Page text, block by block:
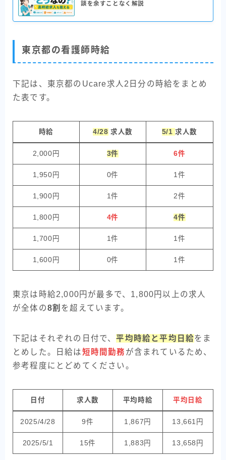
談を余すことなく解説
東京都の看護師時給
下記は、東京都のUcare求人2日分の時給をまとめ
た表です。
時給 4/28 求人数 5/1求人数
2,000円 3件 6件
1,950円 0件 1件
1,900円 1件 2件
1,800円 4件 4件
1,700円 1件 1件
1,600円 0件 1件
東京は時給2,000円が最多で、1,800円以上の求人
が全体の8割 を超えています。
下記はそれぞれの日付で、平均時給と平均日給をま
とめした。日給は短時間勤務 が含まれているため、
参考程度にとどめてください。
日付 求人数 平均時給 平均日給
2025/4/28 9件 1,867円 13,661円
2025/5/1 15件 1,883円 13,658円